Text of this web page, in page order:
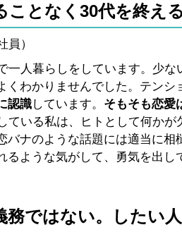
ことなく30代を終え
員）
一人暮らしをしています。少
くわかりませんでした。テンシ
認識しています。 そもそも恋愛
ている私は、ヒトとして何か
バナのような話題には適当に
るような気がして、勇気を出し
務ではない。したい